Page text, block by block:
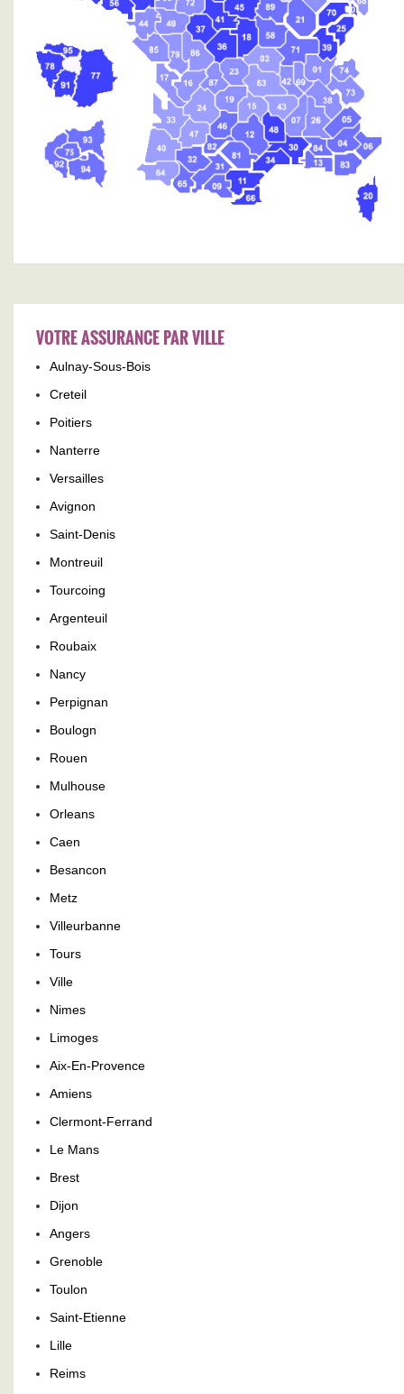
VOTRE ASSURANCE PAR VILLE
Aulnay-Sous-Bois
Creteil
Poitiers
Nanterre
Versailles
Avignon
Saint-Denis
Montreuil
Tourcoing
Argenteuil
Roubaix
Nancy
Perpignan
Boulogn
Rouen
Mulhouse
Orleans
Caen
Besancon
Metz
Villeurbanne
Tours
Ville
Nimes
Limoges
Aix-En-Provence
Amiens
Clermont-Ferrand
Le Mans
Brest
Dijon
Angers
Grenoble
Toulon
Saint-Etienne
Lille
Reims